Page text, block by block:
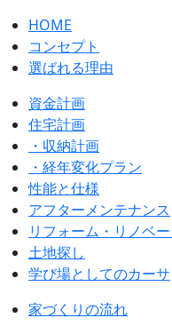
HOME
コンセプト
選ばれる理由
資金計画
住宅計画
・収納計画
・経年変化プラン
性能と仕様
アフターメンテナンス
リフォーム・リノベ
土地探し
学び場としてのカーサ
家づくりの流れ